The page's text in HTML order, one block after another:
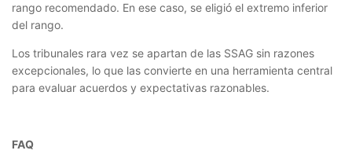
rango recomendado. En ese caso, se eligió el extremo inferior
del rango.
Los tribunales rara vez se apartan de las SSAG sin razones
excepcionales, lo que las convierte en una herramienta central
para evaluar acuerdos y expectativas razonables.
FAQ